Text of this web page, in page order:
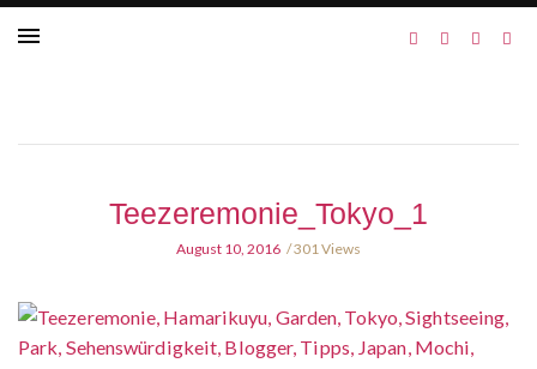
Teezeremonie_Tokyo_1
August 10, 2016 301 Views